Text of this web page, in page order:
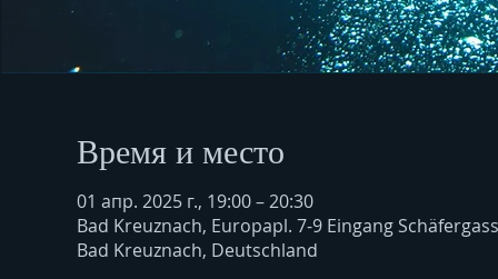
Время и место
01 апр. 2025 г., 19:00 – 20:30
Bad Kreuznach, Europapl. 7-9 Eingang
Bad Kreuznach, Deutschland